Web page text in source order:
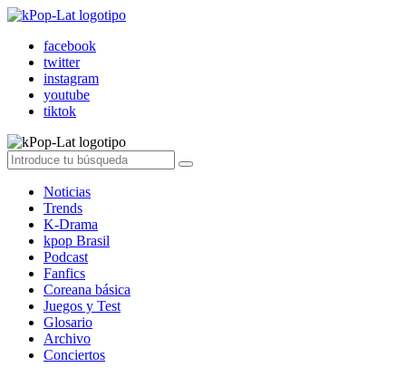
facebook
twitter
instagram
youtube
tiktok
Noticias
Trends
K-Drama
kpop Brasil
Podcast
Fanfics
Coreana básica
Juegos y Test
Glosario
Archivo
Conciertos